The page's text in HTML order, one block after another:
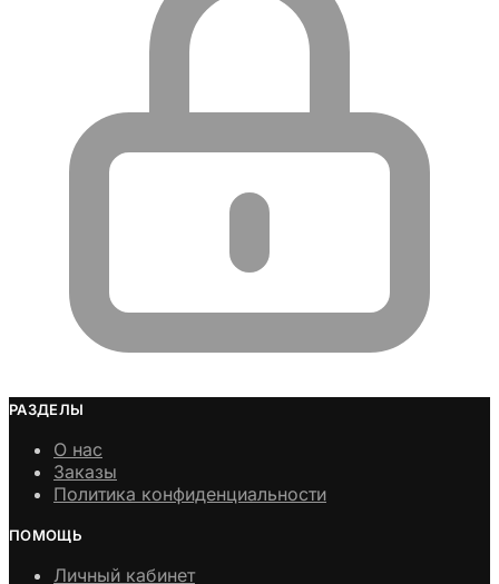
РАЗДЕЛЫ
О нас
Заказы
Политика конфиденциальности
ПОМОЩЬ
Личный кабинет